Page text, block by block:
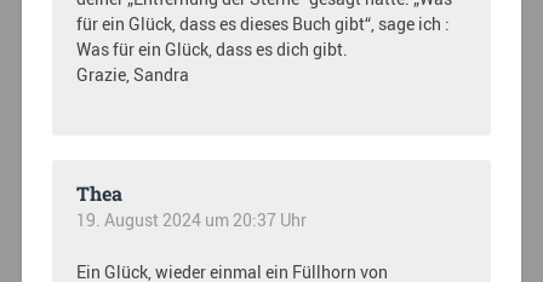
für ein Glück, dass es dieses Buch gibt“, sage ich :
Was für ein Glück, dass es dich gibt.
Grazie, Sandra
Thea
19. August 2024 um 20:37 Uhr
Ein Glück, wieder einmal ein Füllhorn von